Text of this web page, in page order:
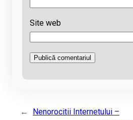
Site web
←
Nenorocitii Internetului –